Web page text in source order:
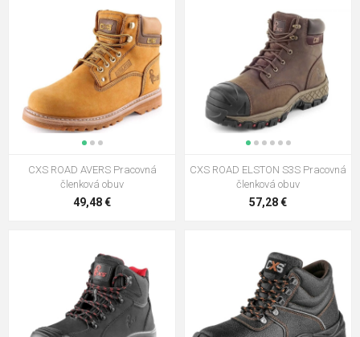
CXS ROAD AVERS Pracovná
členková obuv
49,48 €
CXS ROAD ELSTON S3S Pracovná
členková obuv
57,28 €